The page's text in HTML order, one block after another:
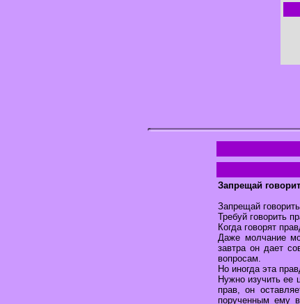
Запрещай
Запрещай
Требуй говорить
Когда говорят
Даже молчание
завтра он дает
вопросам.
Но иногда эта
Нужно изучить ее
прав, он
порученным ему